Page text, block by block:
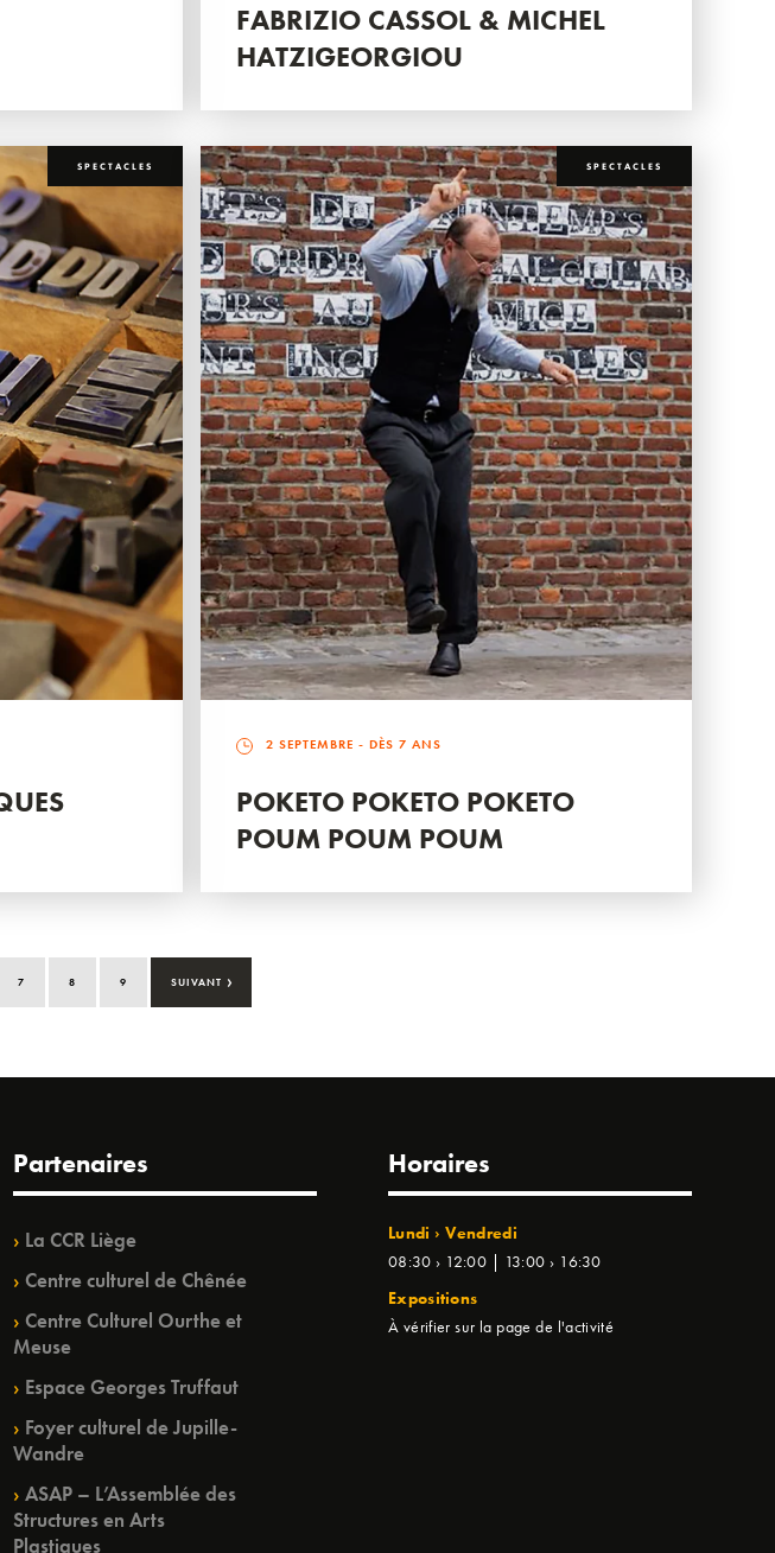
FABRIZIO CASSOL & MICHEL
HATZIGEORGIOU
SPECTACLES SPECTACLES
2 SEPTEMBRE - DÈS 7 ANS
POKETO POKETO POKETO
POUM POUM POUM
7 8 9 SUIVANT ›
Partenaires
La CCR Liège
Centre culturel de Chênée
Centre Culturel Ourthe et
Meuse
Espace Georges Truffaut
Foyer culturel de Jupille-
Wandre
ASAP – L’Assemblée des
Structures en Arts
Plastiques
Horaires
Lundi › Vendredi
08:30 › 12:00 | 13:00 › 16:30
Expositions
À vérifier sur la page de l'activité